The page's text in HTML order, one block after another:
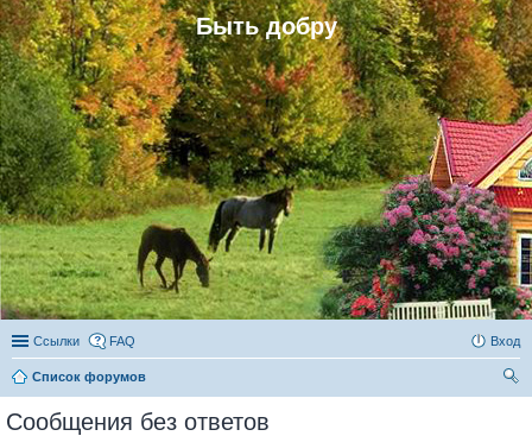
Быть добру
Ссылки FAQ Вход
Список форумов
Сообщения без ответов